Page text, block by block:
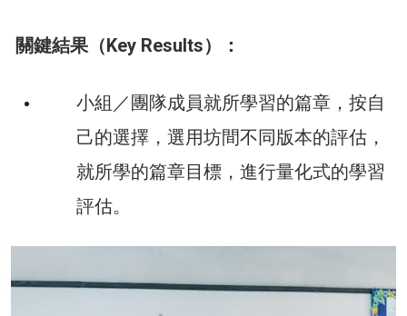
關鍵結果（Key Results）：
小組／團隊成員就所學習的篇章，按自
己的選擇，選用坊間不同版本的評估，
就所學的篇章目標，進行量化式的學習
評估。